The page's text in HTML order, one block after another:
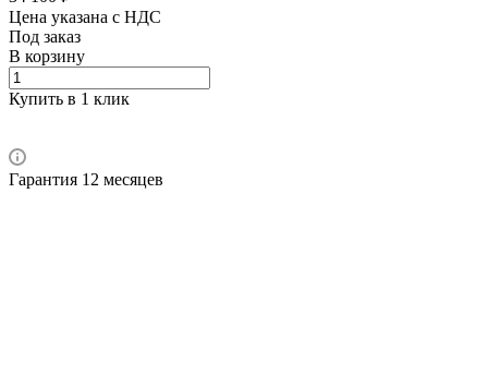
Цена указана с НДС
Под заказ
В корзину
Купить в 1 клик
Гарантия 12 месяцев